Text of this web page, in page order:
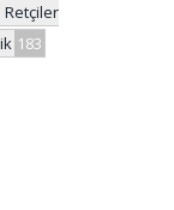
Retçiler
183